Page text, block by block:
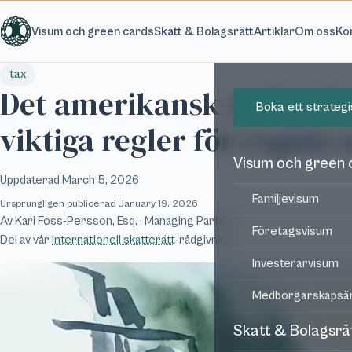
Visum och green cardsSkatt & BolagsrättArtiklarOm oss
Boka ett
Visum och green
Familjevisum
Företagsvisum
Investerarvisum
Skatt &
tax
Det amerikansk-tyska
viktiga regler för expats
Uppdaterad March 5, 2026
Ursprungligen publicerad January 19, 2026
Av Kari Foss-Persson, Esq. · Managing Partner
Del av vår Internationell skatterätt-rådgivning